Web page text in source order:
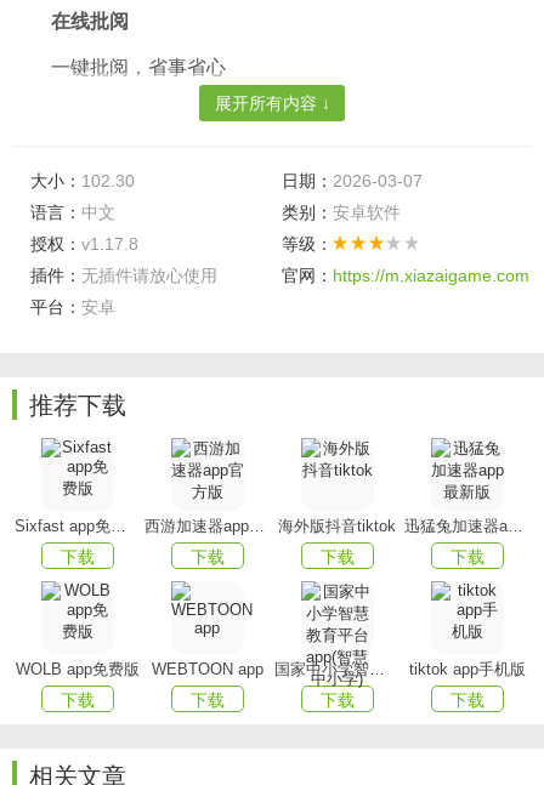
在线批阅
一键批阅，省事省心
学情分析
精准数据，促进教学
软件功能
可完成批阅工作
-根据阅卷图片长宽，可以横竖屏切换
-旨在实现考务、阅卷、成绩分析和试卷存档的信息化，
便捷学校的考试管理，降低学校考务工作量
-支持常规给分、分步骤加/减分多种方式
客户端亮点
学生作业
展开所有内容 ↓
大小： 102.30 日期： 2026-03-07
语言： 中文 类别： 安卓软件
授权： v1.17.8
等级：
插件： 无插件请放心使用 官网： https://m.xiazaigame.com
平台： 安卓
推荐下载
Sixfast app免费版
下载
西游加速器app官方版
下载
海外版抖音tiktok
下载
迅猛兔加速器app最新版
下载
WOLB app免费版
下载
WEBTOON app
下载
国家中小学智慧教育平台app(智慧中小学)
下载
tiktok app手机版
下载
相关文章